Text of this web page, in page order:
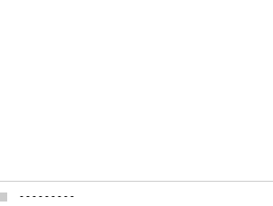
- - - - - - - - -